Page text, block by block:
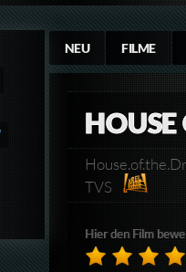
NEU FILME
HOUSE
TVS
Hier den Film